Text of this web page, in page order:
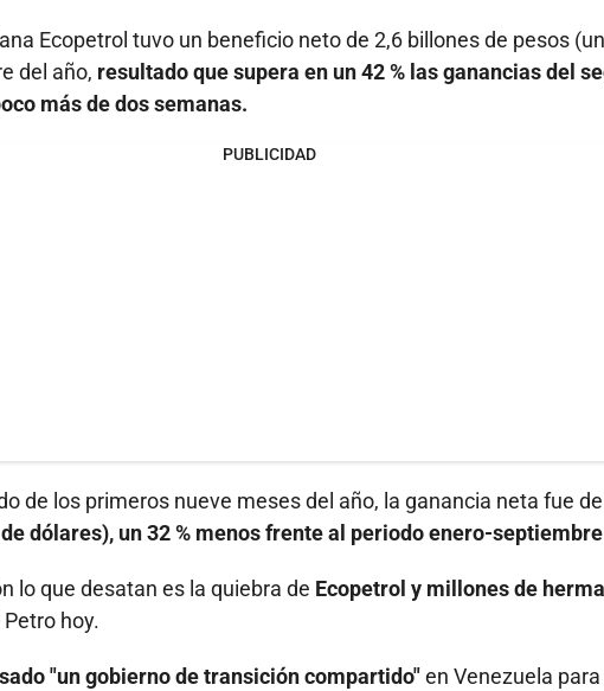
Ecopetrol tuvo un beneficio neto de 2,6 billones de pesos
del año, resultado que supera en un 42 % las ganancias del
más de dos semanas.
PUBLICIDAD
de los primeros nueve meses del año, la ganancia neta fue de
dólares), un 32 % menos frente al periodo enero-
lo que desatan es la quiebra de Ecopetrol y millones de
hoy.
"un gobierno de transición compartido"en Venezuela